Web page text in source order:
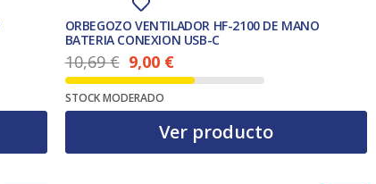
ORBEGOZO VENTILADOR HF-2100 DE MANO
BATERIA CONEXION USB-C
10,69€
El precio original era: 10,69 €.
9,00 €
El precio actual es: 9,00 €.
STOCK MODERADO
Ver producto